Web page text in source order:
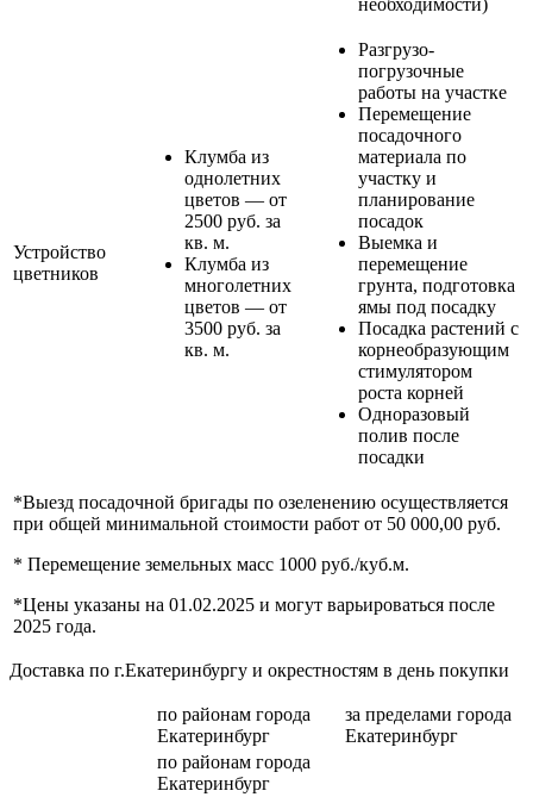
необходимости)
Устройство
цветников
Клумба из
однолетних
цветов — от
2500 руб. за
кв. м.
Клумба из
многолетних
цветов — от
3500 руб. за
кв. м.
Разгрузо-
погрузочные
работы на участке
Перемещение
посадочного
материала по
участку и
планирование
посадок
Выемка и
перемещение
грунта, подготовка
ямы под посадку
Посадка растений с
корнеобразующим
стимулятором
роста корней
Одноразовый
полив после
посадки
*Выезд посадочной бригады по озеленению осуществляется
при общей минимальной стоимости работ от 50 000,00 руб.
* Перемещение земельных масс 1000 руб./куб.м.
*Цены указаны на 01.02.2025 и могут варьироваться после
2025 года.
Доставка по г.Екатеринбургу и окрестностям в день покупки
по районам города
Екатеринбург
за пределами города
Екатеринбург
по районам города
Екатеринбург